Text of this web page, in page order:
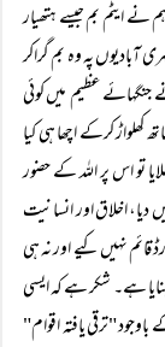
ایٹم بم جیسے ہتھیار
آبادیوں پہ وہ بم گراکر
جنگہائے عظیم میں کوئی
کرکے اچھا ہی کیا
تو اس پر اللہ کے حضور
دیا، اخلاق اور انسانیت
نہیں کیے اور نہ ہی
ہے۔ شکر ہے کہ ایسی
"ترقی یافتہ اقوام"